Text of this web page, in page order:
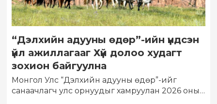
“Дэлхийн адууны өдөр”-ийн үндсэн
үйл ажиллагааг Хүй долоо худагт
зохион байгуулна
Монгол Улс “Дэлхийн адууны өдөр”-ийг
санаачлагч улс орнуудыг хамруулан 2026 оны